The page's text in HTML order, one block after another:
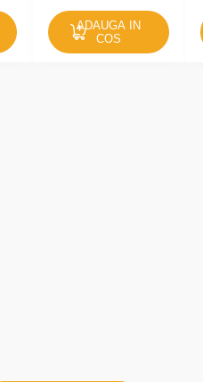
ADAUGA IN
COS